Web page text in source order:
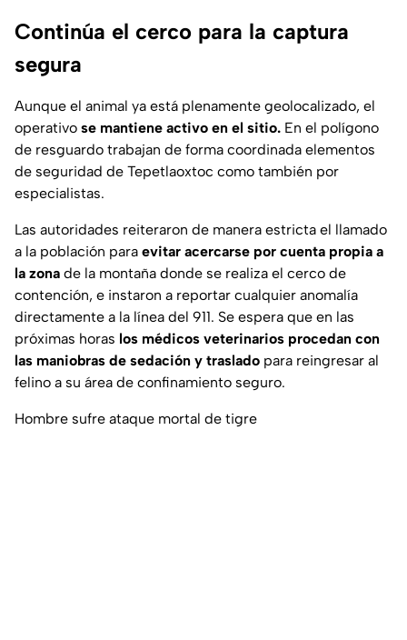
Continúa el cerco para la captura
segura
Aunque el animal ya está plenamente geolocalizado, el
operativo se mantiene activo en el sitio. En el polígono
de resguardo trabajan de forma coordinada elementos
de seguridad de Tepetlaoxtoc como también por
especialistas.
Las autoridades reiteraron de manera estricta el llamado
a la población para evitar acercarse por cuenta propia a
la zona de la montaña donde se realiza el cerco de
contención, e instaron a reportar cualquier anomalía
directamente a la línea del 911. Se espera que en las
próximas horas los médicos veterinarios procedan con
las maniobras de sedación y traslado para reingresar al
felino a su área de confinamiento seguro.
Hombre sufre ataque mortal de tigre